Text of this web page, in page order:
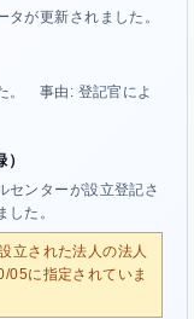
が更新されました。
。 事由: 登記官によ
センターが設立登記さ
た。
立された法人の法人
05に指定されていま